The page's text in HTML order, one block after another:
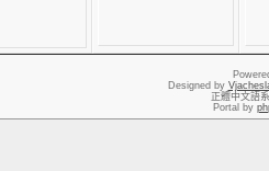
Designed by
正體中文語
Portal by